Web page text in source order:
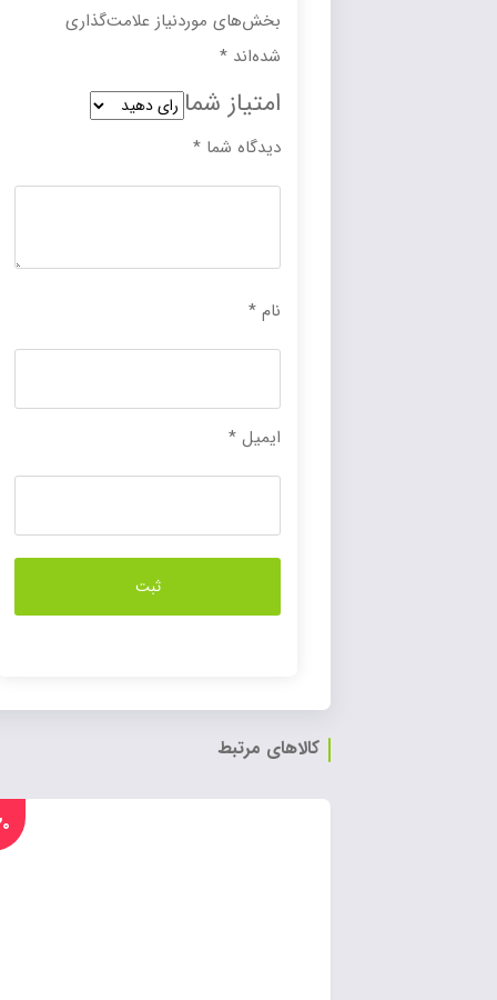
بخش‌های موردنیاز علامت‌گذاری
*
امتیاز شما
دیدگاه شما*
کالاهای مرتبط